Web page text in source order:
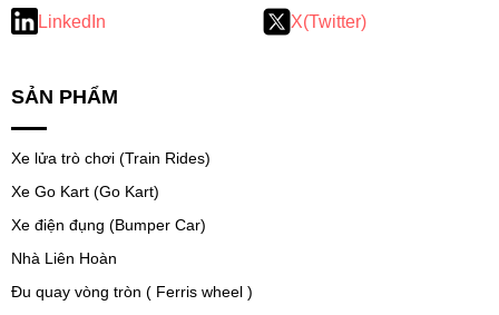
LinkedIn X(Twitter)
SẢN PHẨM
Xe lửa trò chơi (Train Rides)
Xe Go Kart (Go Kart)
Xe điện đụng (Bumper Car)
Nhà Liên Hoàn
Đu quay vòng tròn ( Ferris wheel )